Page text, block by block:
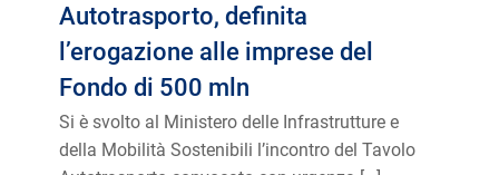
Autotrasporto, definita
l’erogazione alle imprese del
Fondo di 500 mln
Si è svolto al Ministero delle Infrastrutture e
della Mobilità Sostenibili l’incontro del Tavolo